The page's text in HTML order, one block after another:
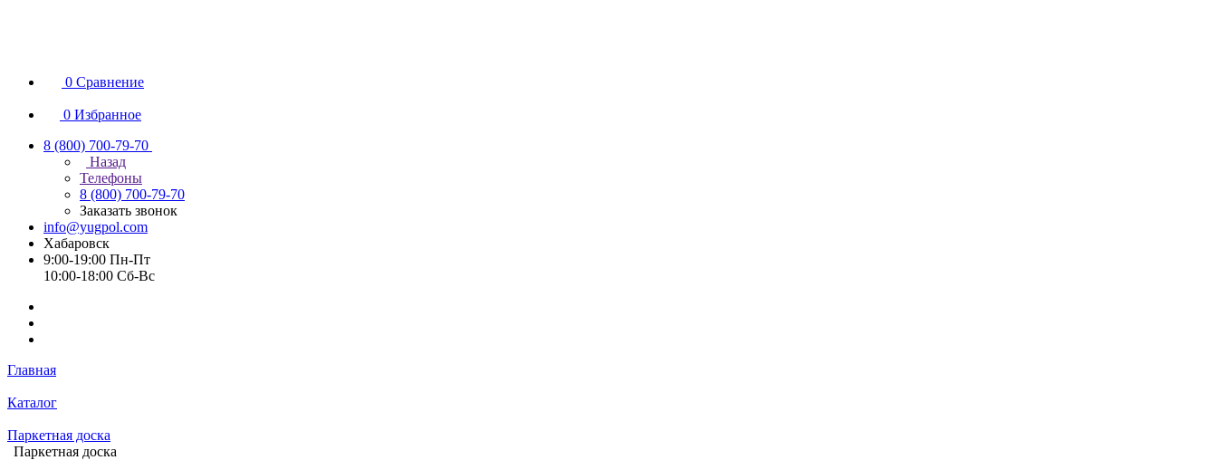
0 Сравнение
0 Избранное
8 (800) 700-79-70
Назад
Телефоны
8 (800) 700-79-70
Заказать звонок
info@yugpol.com
Хабаровск
9:00-19:00 Пн-Пт
10:00-18:00 Cб-Вс
Главная
Каталог
Паркетная доска
Паркетная доска